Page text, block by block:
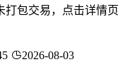
打包交易，点击详情页
2026-08-03